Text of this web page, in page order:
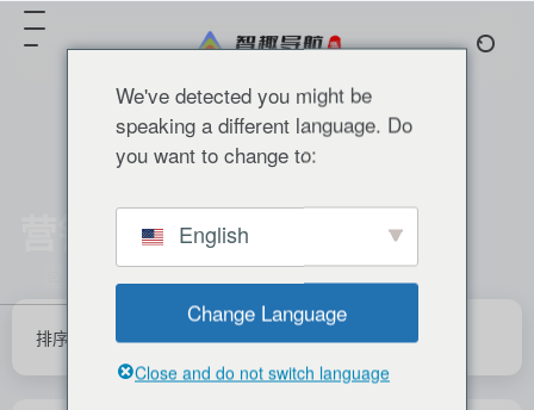
营销工具
排序 发布 更新 浏览 点赞
We've detected you might be
speaking a different language. Do
you want to change to:
English
Change Language
Close and do not switch language